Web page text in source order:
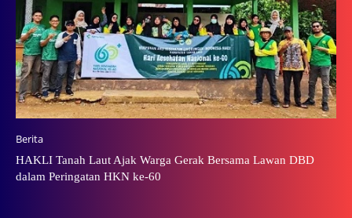
Berita
HAKLI Tanah Laut Ajak Warga Gerak Bersama Lawan DBD
dalam Peringatan HKN ke-60